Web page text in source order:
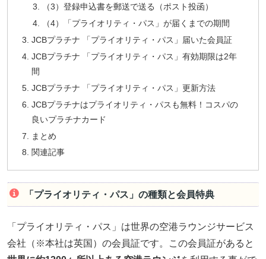
（3）登録申込書を郵送で送る（ポスト投函）
（4）「プライオリティ・パス」が届くまでの期間
JCBプラチナ 「プライオリティ・パス」届いた会員証
JCBプラチナ 「プライオリティ・パス」有効期限は2年
間
JCBプラチナ 「プライオリティ・パス」更新方法
JCBプラチナはプライオリティ・パスも無料！コスパの
良いプラチナカード
まとめ
関連記事
「プライオリティ・パス」の種類と会員特典
「プライオリティ・パス」は世界の空港ラウンジサービス
会社（※本社は英国）の会員証です。この会員証があると